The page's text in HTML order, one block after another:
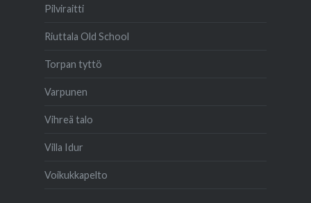
Pilviraitti
Riuttala Old School
Torpan tyttö
Varpunen
Vihreä talo
Villa Idur
Voikukkapelto